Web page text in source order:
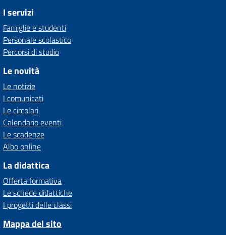
I servizi
Famiglie e studenti
Personale scolastico
Percorsi di studio
Le novità
Le notizie
I comunicati
Le circolari
Calendario eventi
Le scadenze
Albo online
La didattica
Offerta formativa
Le schede didattiche
I progetti delle classi
Mappa del sito